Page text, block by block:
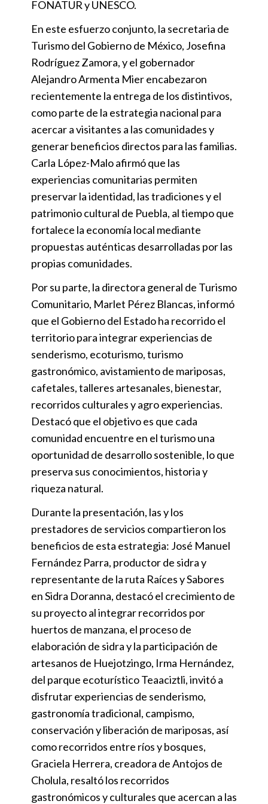
FONATUR y UNESCO.
En este esfuerzo conjunto, la secretaria de
Turismo del Gobierno de México, Josefina
Rodríguez Zamora, y el gobernador
Alejandro Armenta Mier encabezaron
recientemente la entrega de los distintivos,
como parte de la estrategia nacional para
acercar a visitantes a las comunidades y
generar beneficios directos para las familias.
Carla López-Malo afirmó que las
experiencias comunitarias permiten
preservar la identidad, las tradiciones y el
patrimonio cultural de Puebla, al tiempo que
fortalece la economía local mediante
propuestas auténticas desarrolladas por las
propias comunidades.
Por su parte, la directora general de Turismo
Comunitario, Marlet Pérez Blancas, informó
que el Gobierno del Estado ha recorrido el
territorio para integrar experiencias de
senderismo, ecoturismo, turismo
gastronómico, avistamiento de mariposas,
cafetales, talleres artesanales, bienestar,
recorridos culturales y agro experiencias.
Destacó que el objetivo es que cada
comunidad encuentre en el turismo una
oportunidad de desarrollo sostenible, lo que
preserva sus conocimientos, historia y
riqueza natural.
Durante la presentación, las y los
prestadores de servicios compartieron los
beneficios de esta estrategia: José Manuel
Fernández Parra, productor de sidra y
representante de la ruta Raíces y Sabores
en Sidra Doranna, destacó el crecimiento de
su proyecto al integrar recorridos por
huertos de manzana, el proceso de
elaboración de sidra y la participación de
artesanos de Huejotzingo, Irma Hernández,
del parque ecoturístico Teaaciztli, invitó a
disfrutar experiencias de senderismo,
gastronomía tradicional, campismo,
conservación y liberación de mariposas, así
como recorridos entre ríos y bosques,
Graciela Herrera, creadora de Antojos de
Cholula, resaltó los recorridos
gastronómicos y culturales que acercan a las